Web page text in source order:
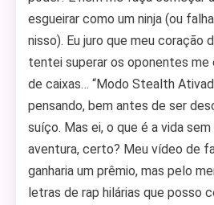
esgueirar como um ninja (ou
nisso). Eu juro que meu coração
tentei superar os oponentes me
de caixas… “Modo Stealth
pensando, bem antes de ser
suíço. Mas ei, o que é a vida
aventura, certo? Meu vídeo de
ganharia um prêmio, mas pelo
letras de rap hilárias que posso